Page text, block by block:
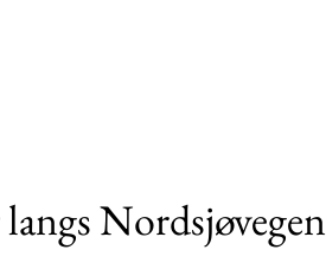
Nordsjøvegen